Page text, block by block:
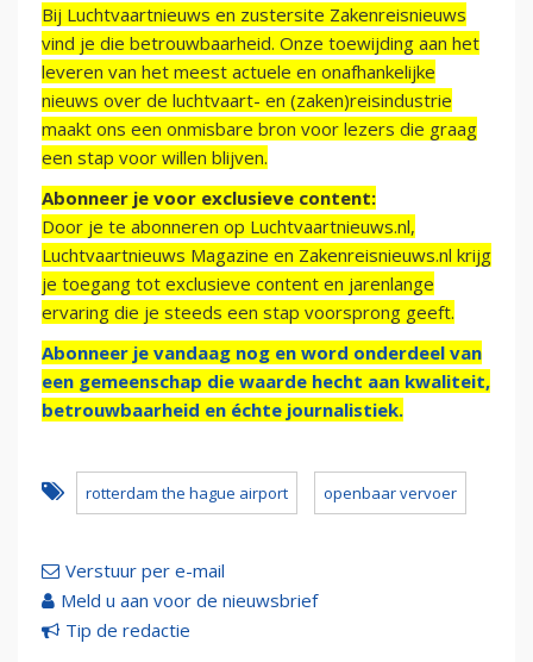
Bij Luchtvaartnieuws en zustersite Zakenreisnieuws
vind je die betrouwbaarheid. Onze toewijding aan het
leveren van het meest actuele en onafhankelijke
nieuws over de luchtvaart- en (zaken)reisindustrie
maakt ons een onmisbare bron voor lezers die graag
een stap voor willen blijven.
Abonneer je voor exclusieve content:
Door je te abonneren op Luchtvaartnieuws.nl,
Luchtvaartnieuws Magazine en Zakenreisnieuws.nl krijg
je toegang tot exclusieve content en jarenlange
ervaring die je steeds een stap voorsprong geeft.
Abonneer je vandaag nog en word onderdeel van
een gemeenschap die waarde hecht aan kwaliteit,
betrouwbaarheid en échte journalistiek.
rotterdam the hague airport openbaar vervoer
Verstuur per e-mail
Meld u aan voor de nieuwsbrief
Tip de redactie